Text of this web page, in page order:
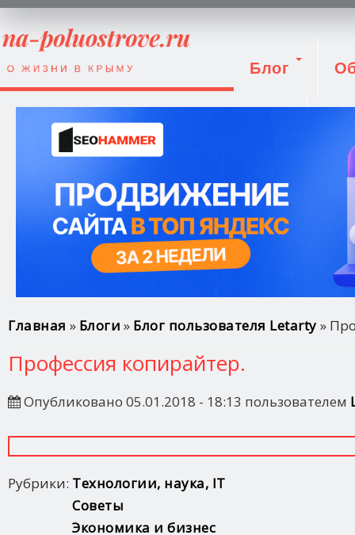
Блог
Вы здесь
Главная » Блоги » Блог пользователя Letarty »
Профессия копирайтер.
Опубликовано 05.01.2018 - 18:13 пользователем
Рубрики: Технологии, наука, IT
Советы
Экономика и бизнес